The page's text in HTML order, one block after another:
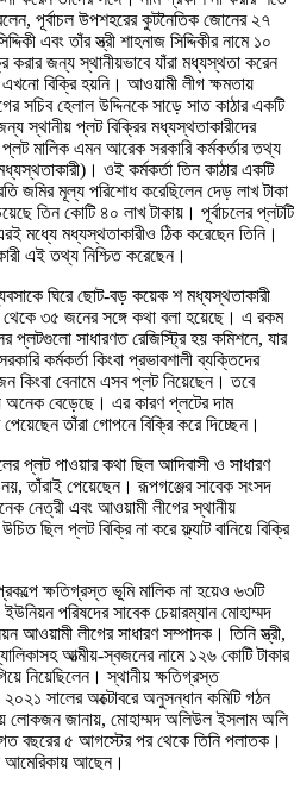
পূর্বাচল উপশহরের কুটনৈতিক জোনের ২৭
এবং তাঁর স্ত্রী শাহনাজ সিদ্দিকীর নামে ১০
করার জন্য স্থানীয়ভাবে যাঁরা মধ্যস্থতা করেন
বিক্রি হয়নি। আওয়ামী লীগ ক্ষমতায়
সচিব হেলাল উদ্দিনকে সাড়ে সাত কাঠার একটি
স্থানীয় প্লট বিক্রির মধ্যস্থতাকারীদের
প্লট মালিক এমন আরেক সরকারি কর্মকর্তার তথ্য
ওই কর্মকর্তা তিন কাঠার একটি
জমির মূল্য পরিশোধ করেছিলেন দেড় লাখ টাকা
তিন কোটি ৪০ লাখ টাকায়। পূর্বাচলের প্লটটি
মধ্যে মধ্যস্থতাকারীও ঠিক করেছেন তিনি।
এই তথ্য নিশ্চিত করেছেন।
ঘিরে ছোট-বড় কয়েক শ মধ্যস্থতাকারী
৩৫ জনের সঙ্গে কথা বলা হয়েছে। এ রকম
প্লটগুলো সাধারণত রেজিস্ট্রি হয় কমিশনে, যার
কর্মকর্তা কিংবা প্রভাবশালী ব্যক্তিদের
কিংবা বেনামে এসব প্লট নিয়েছেন। তবে
অনেক বেড়েছে। এর কারণ প্লটের দাম
তাঁরা গোপনে বিক্রি করে দিচ্ছেন।
প্লট পাওয়ার কথা ছিল আদিবাসী ও সাধারণ
তাঁরাই পেয়েছেন। রূপগঞ্জের সাবেক সংসদ
নেত্রী এবং আওয়ামী লীগের স্থানীয়
ছিল প্লট বিক্রি না করে ফ্ল্যাট বানিয়ে বিক্রি
ক্ষতিগ্রস্ত ভূমি মালিক না হয়েও ৬৩টি
ইউনিয়ন পরিষদের সাবেক চেয়ারম্যান মোহাম্মদ
আওয়ামী লীগের সাধারণ সম্পাদক। তিনি স্ত্রী,
আত্মীয়-স্বজনের নামে ১২৬ কোটি টাকার
নিয়েছিলেন। স্থানীয় ক্ষতিগ্রস্ত
সালের অক্টোবরে অনুসন্ধান কমিটি গঠন
লোকজন জানায়, মোহাম্মদ অলিউল ইসলাম অলি
বছরের ৫ আগস্টের পর থেকে তিনি পলাতক।
আমেরিকায় আছেন।